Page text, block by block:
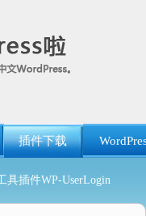
插件下载
具插件WP-UserLogin